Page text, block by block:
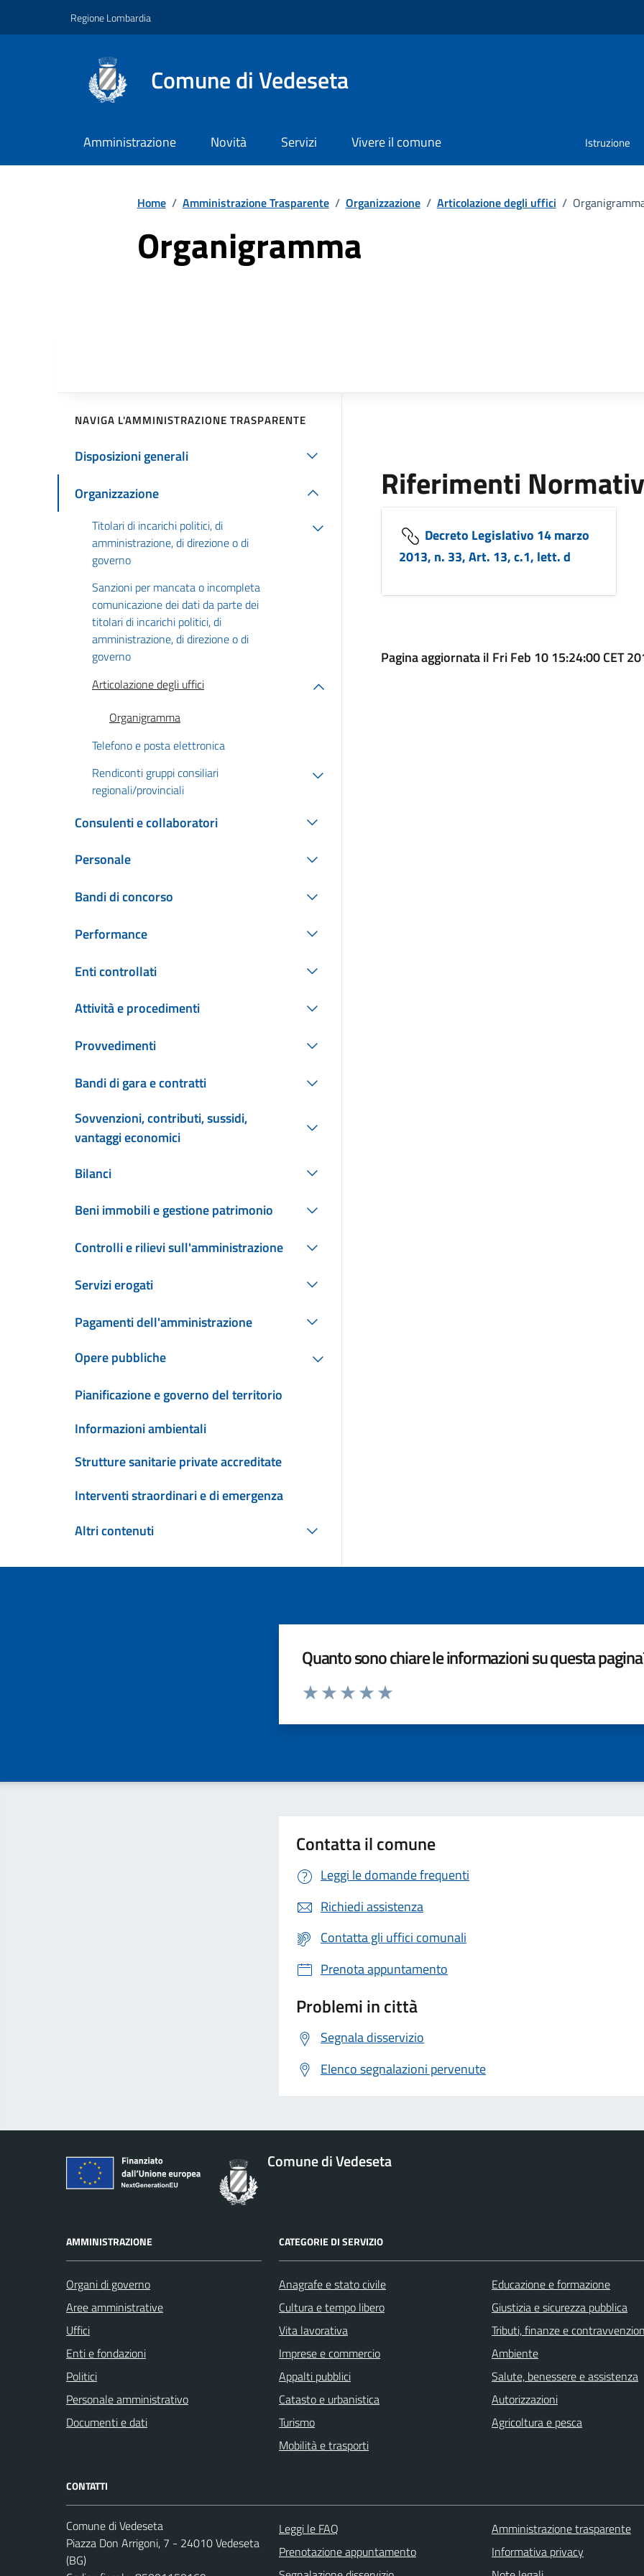
Regione Lombardia
Comune di Vedeseta
Amministrazione Novità Servizi Vivere il comune Istruzione
Home / Amministrazione Trasparente / Organizzazione / Articolazione degli uffici /
Organigramma
NAVIGA L'AMMINISTRAZIONE TRASPARENTE
Disposizioni generali
Organizzazione
Titolari di incarichi politici, di
amministrazione, di direzione o di
governo
Sanzioni per mancata o incompleta
comunicazione dei dati da parte dei
titolari di incarichi politici, di
amministrazione, di direzione o di
governo
Articolazione degli uffici
Organigramma
Telefono e posta elettronica
Rendiconti gruppi consiliari
regionali/provinciali
Consulenti e collaboratori
Personale
Bandi di concorso
Performance
Enti controllati
Attività e procedimenti
Provvedimenti
Bandi di gara e contratti
Sovvenzioni, contributi, sussidi,
vantaggi economici
Bilanci
Beni immobili e gestione patrimonio
Controlli e rilievi sull'amministrazione
Servizi erogati
Pagamenti dell'amministrazione
Opere pubbliche
Pianificazione e governo del territorio
Informazioni ambientali
Strutture sanitarie private accreditate
Interventi straordinari e di emergenza
Altri contenuti
Riferimenti
Decreto Legislativo 14 marzo
2013, n. 33, Art. 13, c.1, lett. d
Pagina aggiornata il Fri Feb 10 15:24:00 CET
Quanto sono chiare le informazioni su questa
Valuta da 1 a 5 stelle la pagina
Contatta il comune
Leggi le domande frequenti
Richiedi assistenza
Contatta gli uffici comunali
Prenota appuntamento
Problemi in città
Segnala disservizio
Elenco segnalazioni pervenute
Comune di Vedeseta
AMMINISTRAZIONE
Organi di governo
Aree amministrative
Uffici
Enti e fondazioni
Politici
Personale amministrativo
Documenti e dati
CATEGORIE DI SERVIZIO
Anagrafe e stato civile
Cultura e tempo libero
Vita lavorativa
Imprese e commercio
Appalti pubblici
Catasto e urbanistica
Turismo
Mobilità e trasporti
Educazione e formazione
Giustizia e sicurezza pubblica
Tributi, finanze e
Ambiente
Salute, benessere e assistenza
Autorizzazioni
Agricoltura e pesca
CONTATTI
Comune di Vedeseta
Piazza Don Arrigoni, 7 - 24010 Vedeseta
(BG)
Leggi le FAQ
Prenotazione appuntamento
Amministrazione trasparente
Informativa privacy